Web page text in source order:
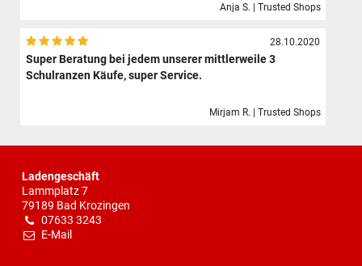
Anja S. | Trusted Shops
28.10.2020
Super Beratung bei jedem unserer mittlerweile 3
Schulranzen Käufe, super Service.
Mirjam R. | Trusted Shops
Ladengeschäft
Lammplatz 7
79189 Bad Krozingen
07633 3243
E-Mail